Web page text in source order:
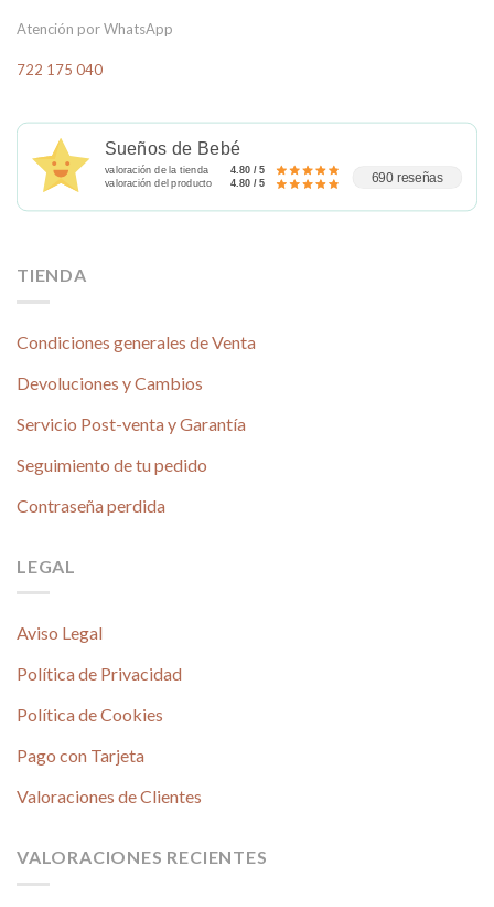
Atención por WhatsApp
722 175 040
Sueños de Bebé
valoración de la tienda
4.80 / 5
valoración del producto
4.80 / 5 690 reseñas
TIENDA
Condiciones generales de Venta
Devoluciones y Cambios
Servicio Post-venta y Garantía
Seguimiento de tu pedido
Contraseña perdida
LEGAL
Aviso Legal
Política de Privacidad
Política de Cookies
Pago con Tarjeta
Valoraciones de Clientes
VALORACIONES RECIENTES